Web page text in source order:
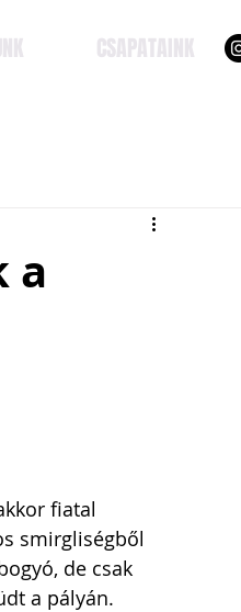
CSAPATAINK
a
fiatal
smirgliségből
de csak
a pályán.